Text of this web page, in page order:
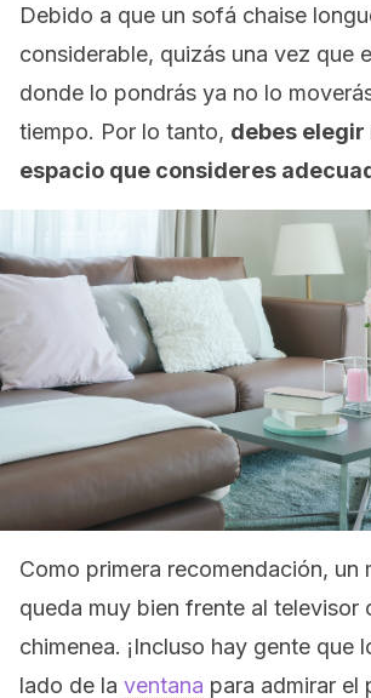
Debido a que un sofá chaise
considerable, quizás una vez que
donde lo pondrás ya no lo
tiempo. Por lo tanto, debes elegir
espacio que consideres
Como primera recomendación, un
queda muy bien frente al televisor
chimenea. ¡Incluso hay gente que
lado de la ventana para admirar el